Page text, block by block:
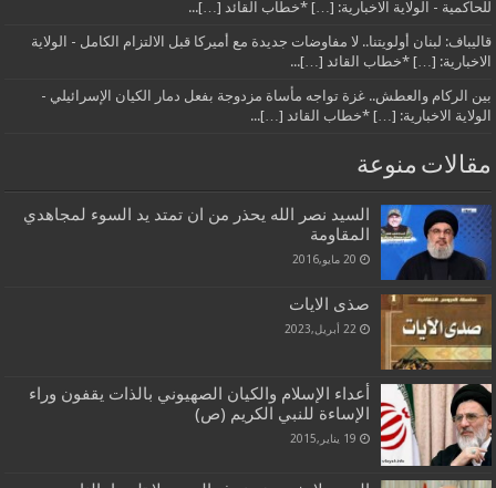
للحاكمية - الولاية الاخبارية: […] *خطاب القائد […]...
قاليباف: لبنان أولويتنا.. لا مفاوضات جديدة مع أميركا قبل الالتزام الكامل - الولاية
الاخبارية: […] *خطاب القائد […]...
بين الركام والعطش.. غزة تواجه مأساة مزدوجة بفعل دمار الكيان الإسرائيلي -
الولاية الاخبارية: […] *خطاب القائد […]...
مقالات منوعة
السيد نصر الله يحذر من ان تمتد يد السوء لمجاهدي
المقاومة
20 مايو,2016
صذى الايات
22 أبريل,2023
أعداء الإسلام والكيان الصهيوني بالذات يقفون وراء
الإساءة للنبي الكريم (ص)
19 يناير,2015